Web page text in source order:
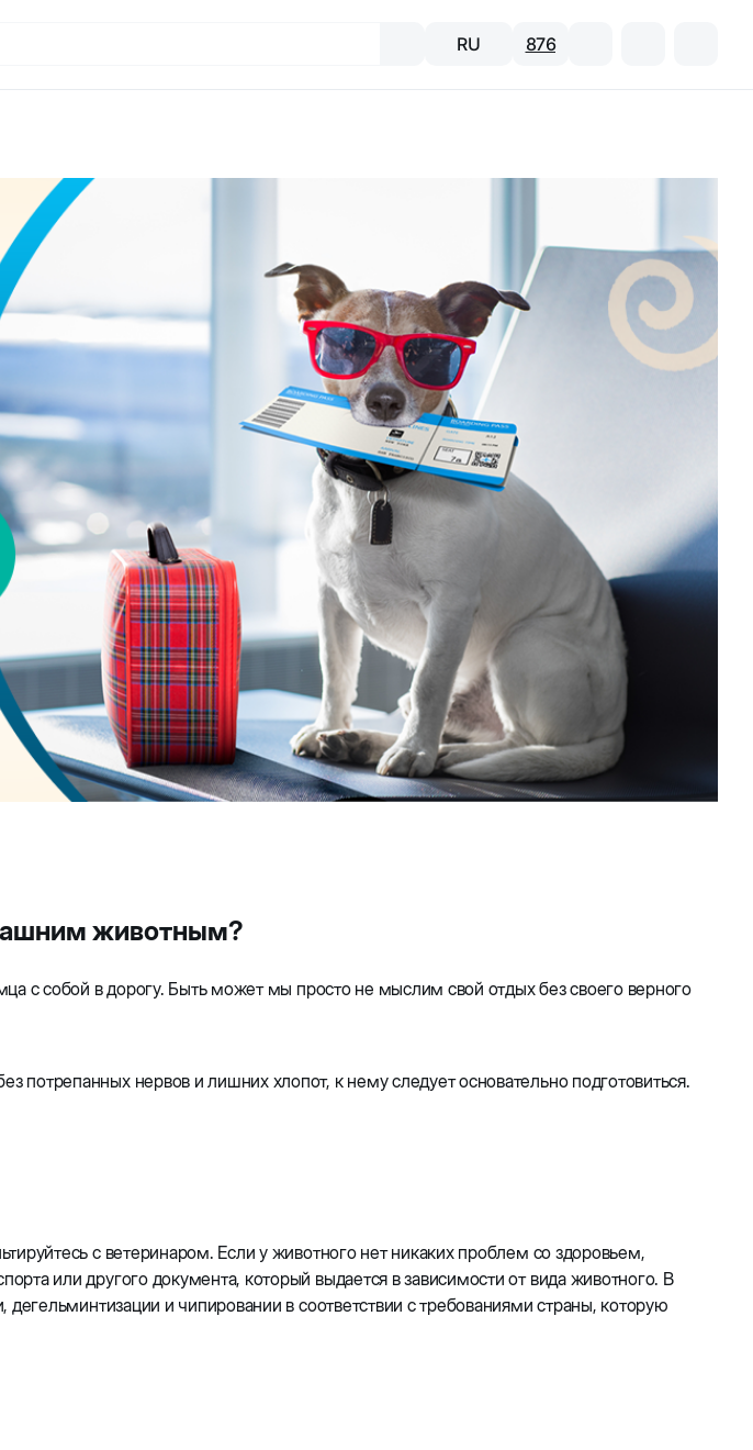
RU 876
животным?
с собой в дорогу. Быть может мы просто не мыслим свой отдых без своего верного
нервов и лишних хлопот, к нему следует основательно подготовиться.
с ветеринаром. Если у животного нет никаких проблем со здоровьем,
или другого документа, который выдается в зависимости от вида животного. В
дегельминтизации и чипировании в соответствии с требованиями страны, которую